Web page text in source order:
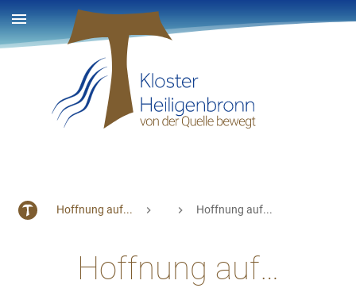
Hoffnung auf... Hoffnung auf...
Hoffnung auf…